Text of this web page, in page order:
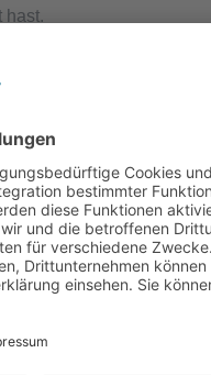
hast.